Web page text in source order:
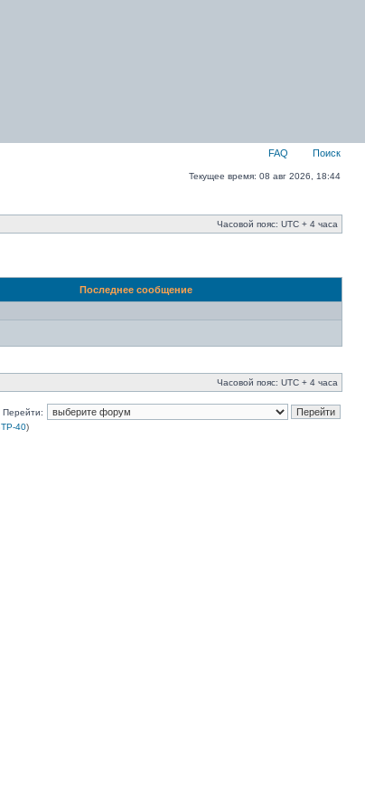
FAQ Поиск
Текущее время: 08 авг 2026, 18:44
Часовой пояс: UTC + 4 часа
Последнее сообщение
Часовой пояс: UTC + 4 часа
Перейти:
40)